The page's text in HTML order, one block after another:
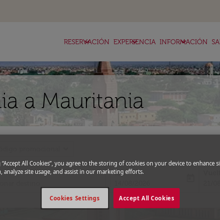
RESERVACIÓN
keyboard_arrow_down EXPERIENCIA
keyboard_arrow_down INFORMACIÓN
keyboard_arrow_down
a Mauritania
Ida
fc-
“Accept All Cookies”, you agree to the storing of cookies on your device to enhance
analyze site usage, and assist in our marketing efforts.
Accept All Cookies
Cookies Settings